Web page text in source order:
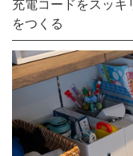
充電コードをスッ
をつくる